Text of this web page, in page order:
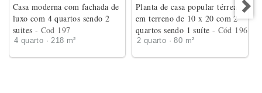
Casa moderna com fachada de
luxo com 4 quartos sendo 2
suites - Cod 197
4 quarto · 218 m²
Planta de casa popular térrea
em terreno de 10 x 20 com 2
quartos sendo 1 suíte - Cód 196
2 quarto · 80 m²